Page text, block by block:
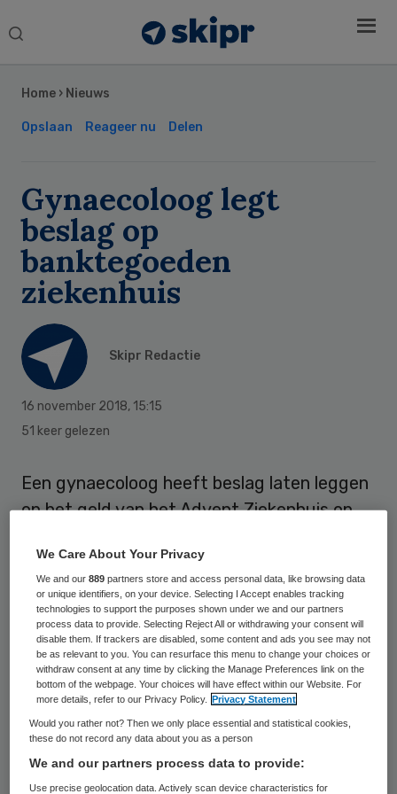
Search
Home › Nieuws
Opslaan Reageer nu Delen
Gynaecoloog legt
beslag op
banktegoeden
ziekenhuis
Skipr Redactie
16 november 2018, 15:15
51 keer gelezen
Een gynaecoloog heeft beslag laten leggen
op het geld van het Advent Ziekenhuis op
krijgen die hem toekomt. De rechter heeft
hem na een kort geding deels in het gelijk
gesteld.
Dat meldt Medisch Contact op 16
november. De arts had eigenlijk een ton
hij daar geen recht op heeft.
Sidebar
We Care About Your Privacy
We and our889 partners store and access personal data, like browsing data
or unique identifiers, on your device. Selecting I Accept enables tracking
technologies to support the purposes shown under we and our partners
process data to provide. Selecting Reject All or withdrawing your consent will
disable them. If trackers are disabled, some content and ads you see may not
be as relevant to you. You can resurface this menu to change your choices or
withdraw consent at any time by clicking the Manage Preferences link on the
bottom of the webpage. Your choices will have effect within our Website. For
more details, refer to our Privacy Policy.
Privacy Statement
Would you rather not? Then we only place essential and statistical cookies,
these do not record any data about you as a person
We and our partners process data to provide:
Use precise geolocation data. Actively scan device characteristics for